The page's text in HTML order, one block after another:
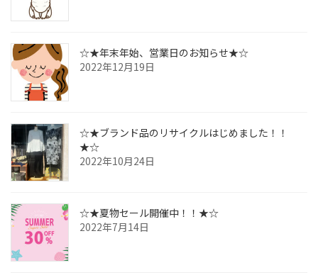
☆★年末年始、営業日のお知らせ★☆
2022年12月19日
☆★ブランド品のリサイクルはじめました！！
★☆
2022年10月24日
☆★夏物セール開催中！！★☆
2022年7月14日